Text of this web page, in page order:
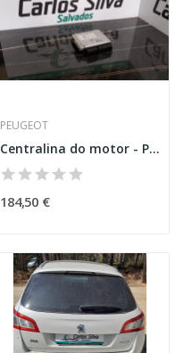
PEUGEOT
Centralina do motor - Peugeot 308
184,50 €